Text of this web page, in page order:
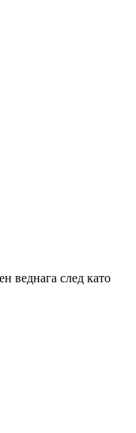
веднага след като